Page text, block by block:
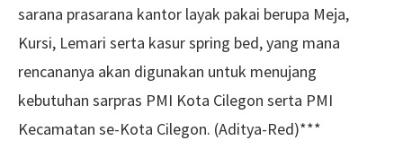
sarana prasarana kantor layak pakai berupa Meja,
Kursi, Lemari serta kasur spring bed, yang mana
rencananya akan digunakan untuk menujang
kebutuhan sarpras PMI Kota Cilegon serta PMI
Kecamatan se-Kota Cilegon. (Aditya-Red)***